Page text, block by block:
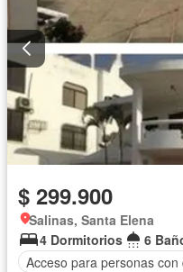
$ 299.900
Salinas, Santa Elena
4 Dormitorios
6
Acceso para personas con